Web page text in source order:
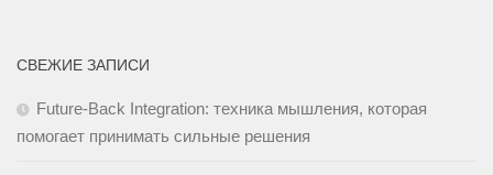
СВЕЖИЕ ЗАПИСИ
Future-Back Integration: техника мышления, которая
помогает принимать сильные решения